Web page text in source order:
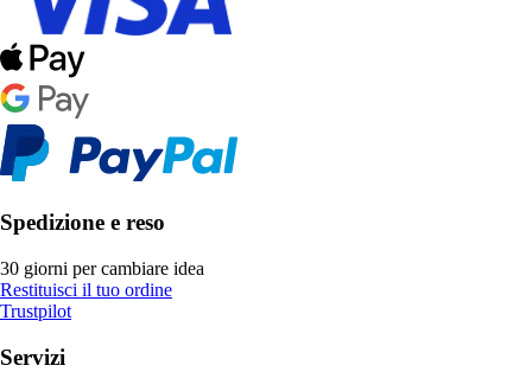
Spedizione e reso
30 giorni per cambiare idea
Restituisci il tuo ordine
Trustpilot
Servizi